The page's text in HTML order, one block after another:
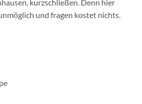
kurzschließen. Denn hier
und fragen kostet nichts.